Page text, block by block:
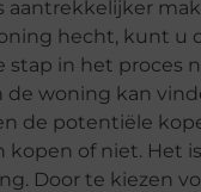
aantrekkelijker
hecht, kunt u
stap in het proces
de woning kan
de potentiële
of niet. Het
Door te kiezen